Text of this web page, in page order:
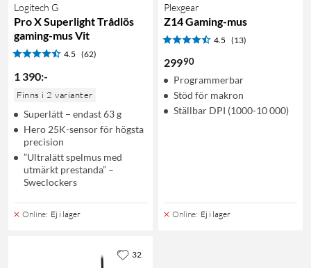
Logitech G
Pro X Superlight Trådlös
gaming-mus Vit
4.5 (62)
1 390:-
Finns i 2 varianter
Superlätt – endast 63 g
Hero 25K-sensor för högsta
precision
”Ultralätt spelmus med
utmärkt prestanda” –
Sweclockers
Online: Ej i lager
Plexgear
Z14 Gaming-mus
4.5 (13)
29990
Programmerbar
Stöd för makron
Ställbar DPI (1000-10 000)
Online: Ej i lager
32